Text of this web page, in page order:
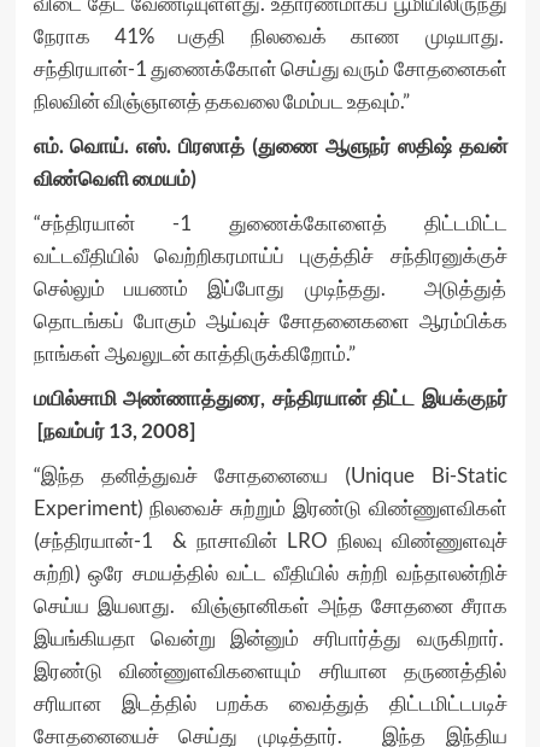
நேராக 41% பகுதி நிலவைக் காண முடியாது.
சந்திரயான்-1 துணைக்கோள் செய்து வரும் சோதனைகள்
நிலவின் விஞ்ஞானத் தகவலை மேம்பட உதவும்.”
எம். வொய். எஸ். பிரஸாத் (துணை ஆளுநர் ஸதிஷ் தவன்
விண்வெளி மையம்)
“சந்திரயான் -1 துணைக்கோளைத் திட்டமிட்ட
வட்டவீதியில் வெற்றிகரமாய்ப் புகுத்திச் சந்திரனுக்குச்
செல்லும் பயணம் இப்போது முடிந்தது. அடுத்துத்
தொடங்கப் போகும் ஆய்வுச் சோதனைகளை ஆரம்பிக்க
நாங்கள் ஆவலுடன் காத்திருக்கிறோம்.”
மயில்சாமி அண்ணாத்துரை, சந்திரயான் திட்ட இயக்குநர்
[நவம்பர் 13, 2008]
“இந்த தனித்துவச் சோதனையை (Unique Bi-Static
Experiment) நிலவைச் சுற்றும் இரண்டு விண்ணுளவிகள்
(சந்திரயான்-1 & நாசாவின் LRO நிலவு விண்ணுளவுச்
சுற்றி) ஒரே சமயத்தில் வட்ட வீதியில் சுற்றி வந்தாலன்றிச்
செய்ய இயலாது. விஞ்ஞானிகள் அந்த சோதனை சீராக
இயங்கியதா வென்று இன்னும் சரிபார்த்து வருகிறார்.
இரண்டு விண்ணுளவிகளையும் சரியான தருணத்தில்
சரியான இடத்தில் பறக்க வைத்துத் திட்டமிட்டபடிச்
சோதனையைச் செய்து முடித்தார். இந்த இந்திய